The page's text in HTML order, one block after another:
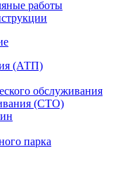
работы
(АТП)
обслуживания
(СТО)
парка